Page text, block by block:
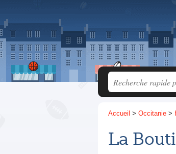
Accueil > Occitanie >
La